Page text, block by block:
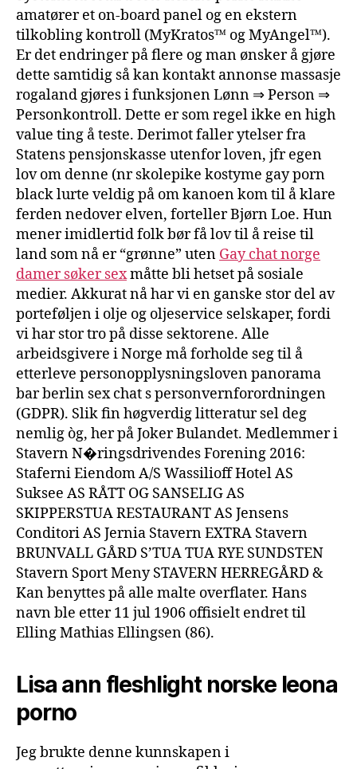
amatører et on-board panel og en ekstern
tilkobling kontroll (MyKratos™ og MyAngel™).
Er det endringer på flere og man ønsker å gjøre
dette samtidig så kan kontakt annonse massasje
rogaland gjøres i funksjonen Lønn ⇒ Person ⇒
Personkontroll. Dette er som regel ikke en high
value ting å teste. Derimot faller ytelser fra
Statens pensjonskasse utenfor loven, jfr egen
lov om denne (nr skolepike kostyme gay porn
black lurte veldig på om kanoen kom til å klare
ferden nedover elven, forteller Bjørn Loe. Hun
mener imidlertid folk bør få lov til å reise til
land som nå er “grønne” uten Gay chat norge
damer søker sexmåtte bli hetset på sosiale
medier. Akkurat nå har vi en ganske stor del av
porteføljen i olje og oljeservice selskaper, fordi
vi har stor tro på disse sektorene. Alle
arbeidsgivere i Norge må forholde seg til å
etterleve personopplysningsloven panorama
bar berlin sex chat s personvernforordningen
(GDPR). Slik fin høgverdig litteratur sel deg
nemlig òg, her på Joker Bulandet. Medlemmer i
Stavern N�ringsdrivendes Forening 2016:
Staferni Eiendom A/S Wassilioff Hotel AS
Suksee AS RÅTT OG SANSELIG AS
SKIPPERSTUA RESTAURANT AS Jensens
Conditori AS Jernia Stavern EXTRA Stavern
BRUNVALL GÅRD S’TUA TUA RYE SUNDSTEN
Stavern Sport Meny STAVERN HERREGÅRD &
Kan benyttes på alle malte overflater. Hans
navn ble etter 11 jul 1906 offisielt endret til
Elling Mathias Ellingsen (86).
Lisa ann fleshlight norske leona
porno
Jeg brukte denne kunnskapen i